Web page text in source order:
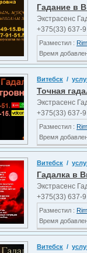
Гадание в
Экстрасенс
+375(33) 637-
Разместил :
Время
Витебск /
Точная
Экстрасенс
+375(33) 637-
Разместил :
Время
Витебск /
Гадалка в
Экстрасенс
+375(33) 637-
Разместил :
Время
Витебск /